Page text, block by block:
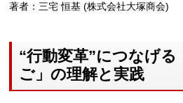
著者：三宅 恒基 (株式会社大塚商会)
“行動変革”につなげる
ご」の理解と実践